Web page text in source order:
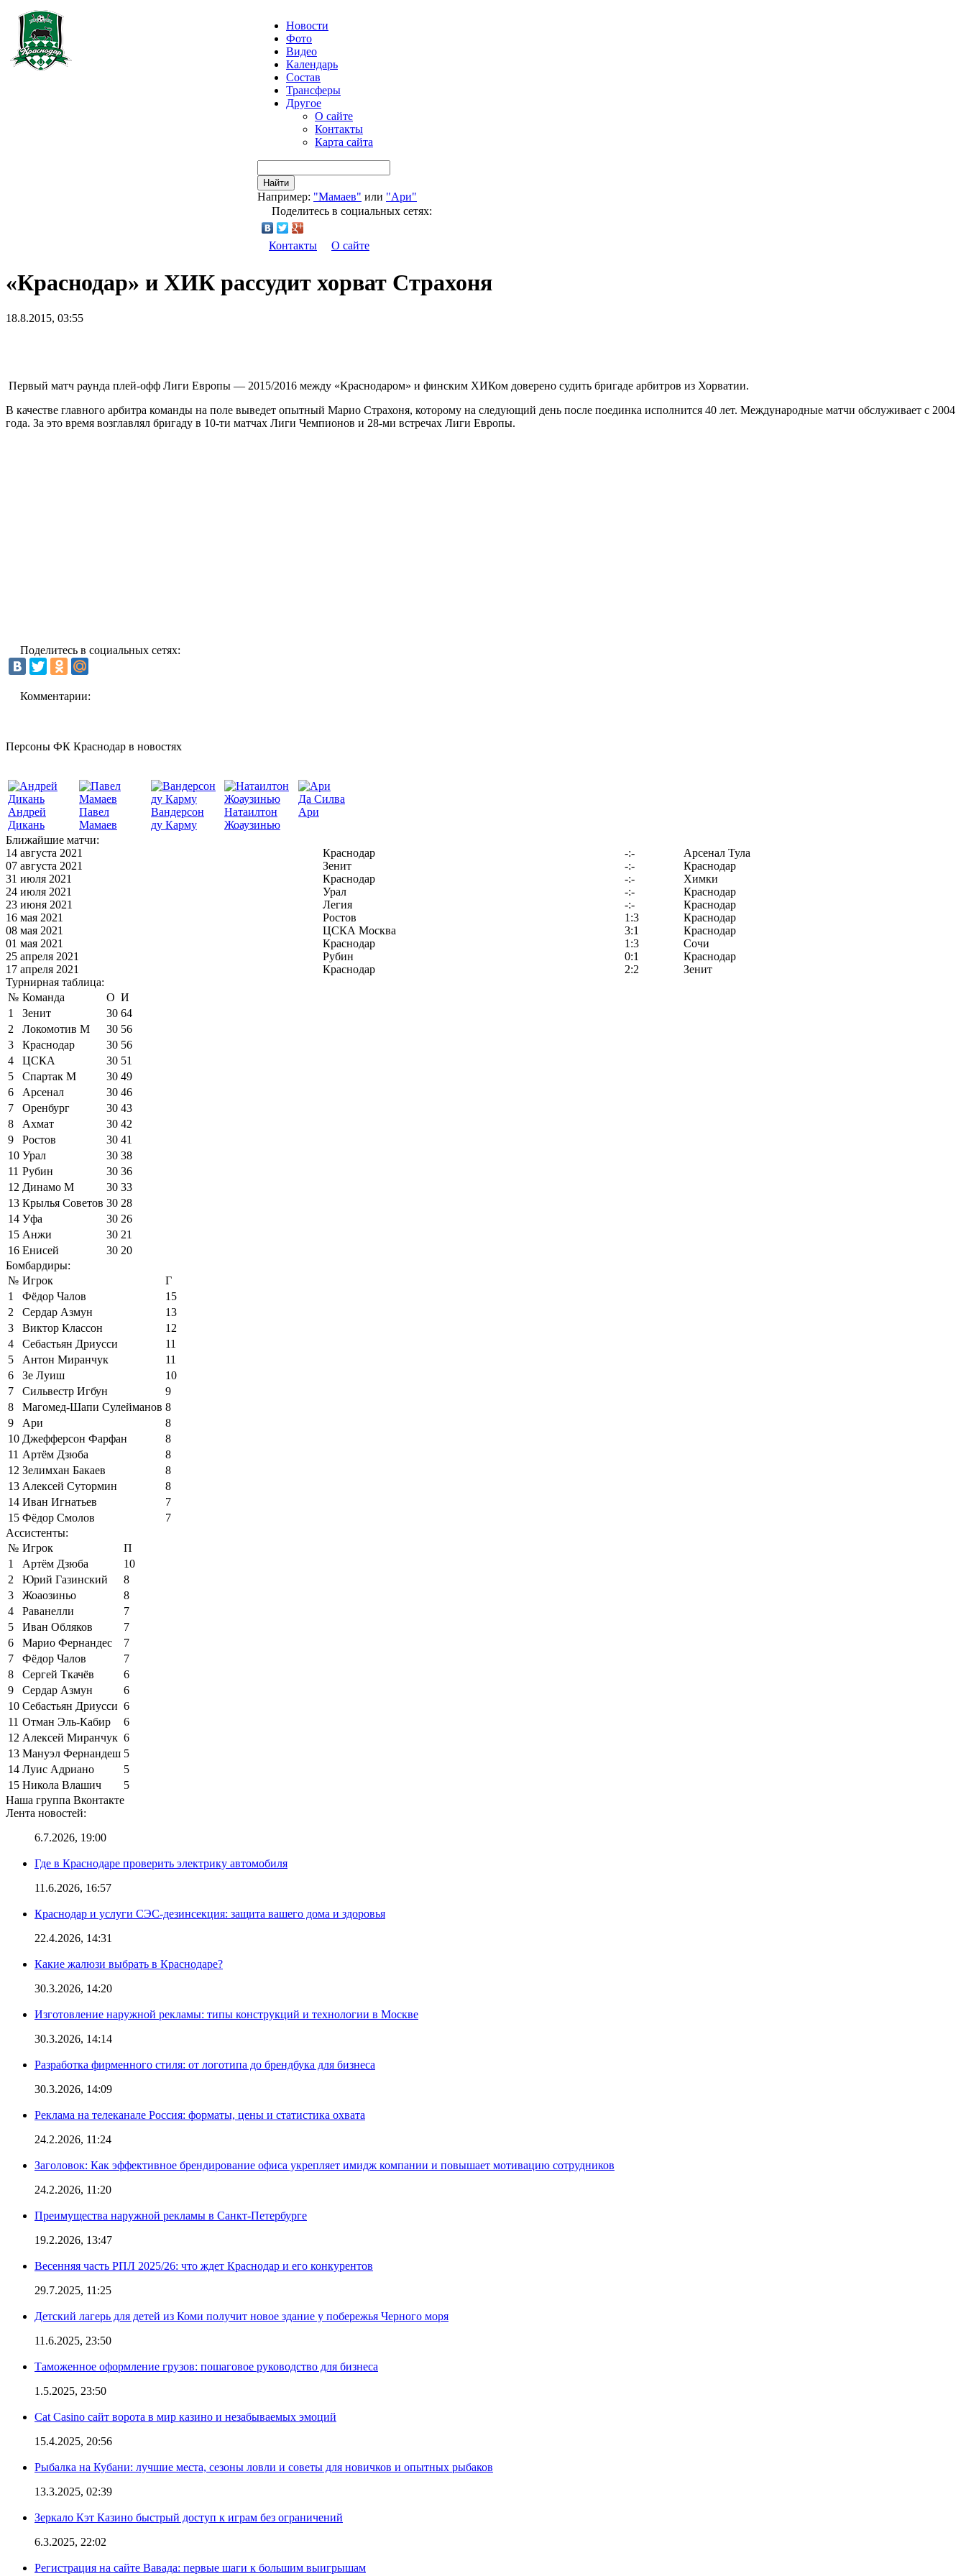
Новости
Фото
Видео
Календарь
Состав
Трансферы
Другое
О сайте
Контакты
Карта сайта
Найти
Например: "Мамаев" или "Ари"
Поделитесь в социальных сетях:
Контакты О сайте
«Краснодар» и ХИК рассудит хорват Страхоня
18.8.2015, 03:55
Первый матч раунда плей-офф Лиги Европы — 2015/2016 между «Краснодаром» и финским ХИКом доверено судить бригаде арбитров из Хорватии.
В качестве главного арбитра команды на поле выведет опытный Марио Страхоня, которому на следующий день после поединка исполнится 40 лет. Международные матчи обслуживает с 2004
года. За это время возглавлял бригаду в 10-ти матчах Лиги Чемпионов и 28-ми встречах Лиги Европы.
Поделитесь в социальных сетях:
Комментарии:
Персоны ФК Краснодар в новостях
Андрей
Дикань
Павел
Мамаев
Вандерсон
ду Карму
Натаилтон
Жоаузинью
Да Силва
Ари
Ближайшие матчи:
14 августа 2021
Краснодар -:-
Арсенал Тула
07 августа 2021
Зенит -:-
Краснодар
31 июля 2021
Краснодар -:-
Химки
24 июля 2021
Урал -:-
Краснодар
23 июня 2021
Легия -:-
Краснодар
16 мая 2021
Ростов 1:3
Краснодар
08 мая 2021
ЦСКА Москва 3:1
Краснодар
01 мая 2021
Краснодар 1:3
Сочи
25 апреля 2021
Рубин 0:1
Краснодар
17 апреля 2021
Краснодар 2:2
Зенит
Турнирная таблица:
№ Команда О И
1
Зенит 30 64
2
Локомотив М 30 56
3
Краснодар 30 56
4
ЦСКА 30 51
5
Спартак М 30 49
6
Арсенал 30 46
7
Оренбург 30 43
8
Ахмат 30 42
9
Ростов 30 41
10 Урал 30 38
11 Рубин 30 36
12 Динамо М 30 33
13 Крылья Советов 30 28
14 Уфа 30 26
15 Анжи 30 21
16 Енисей 30 20
Бомбардиры:
№ Игрок
Г
1
Фёдор Чалов
15
2
Сердар Азмун
13
3
Виктор Классон
12
4
Себастьян Дриусси
11
5
Антон Миранчук
11
6
Зе Луиш
10
7
Сильвестр Игбун
9
8
Магомед-Шапи Сулейманов 8
9
Ари
8
10 Джефферсон Фарфан
8
11 Артём Дзюба
8
12 Зелимхан Бакаев
8
13 Алексей Сутормин
8
14 Иван Игнатьев
7
15 Фёдор Смолов
7
Ассистенты:
№ Игрок
П
1
Артём Дзюба
10
2
Юрий Газинский
8
3
Жоаозиньо
8
4
Раванелли
7
5
Иван Обляков
7
6
Марио Фернандес
7
7
Фёдор Чалов
7
8
Сергей Ткачёв
6
9
Сердар Азмун
6
10 Себастьян Дриусси 6
11 Отман Эль-Кабир
6
12 Алексей Миранчук 6
13 Мануэл Фернандеш 5
14 Луис Адриано
5
15 Никола Влашич
5
Наша группа Вконтакте
Лента новостей:
6.7.2026, 19:00
Где в Краснодаре проверить электрику автомобиля
11.6.2026, 16:57
Краснодар и услуги СЭС-дезинсекция: защита вашего дома и здоровья
22.4.2026, 14:31
Какие жалюзи выбрать в Краснодаре?
30.3.2026, 14:20
Изготовление наружной рекламы: типы конструкций и технологии в Москве
30.3.2026, 14:14
Разработка фирменного стиля: от логотипа до брендбука для бизнеса
30.3.2026, 14:09
Реклама на телеканале Россия: форматы, цены и статистика охвата
24.2.2026, 11:24
Заголовок: Как эффективное брендирование офиса укрепляет имидж компании и повышает мотивацию сотрудников
24.2.2026, 11:20
Преимущества наружной рекламы в Санкт-Петербурге
19.2.2026, 13:47
Весенняя часть РПЛ 2025/26: что ждет Краснодар и его конкурентов
29.7.2025, 11:25
Детский лагерь для детей из Коми получит новое здание у побережья Черного моря
11.6.2025, 23:50
Таможенное оформление грузов: пошаговое руководство для бизнеса
1.5.2025, 23:50
Cat Casino сайт ворота в мир казино и незабываемых эмоций
15.4.2025, 20:56
Рыбалка на Кубани: лучшие места, сезоны ловли и советы для новичков и опытных рыбаков
13.3.2025, 02:39
Зеркало Кэт Казино быстрый доступ к играм без ограничений
6.3.2025, 22:02
Регистрация на сайте Вавада: первые шаги к большим выигрышам